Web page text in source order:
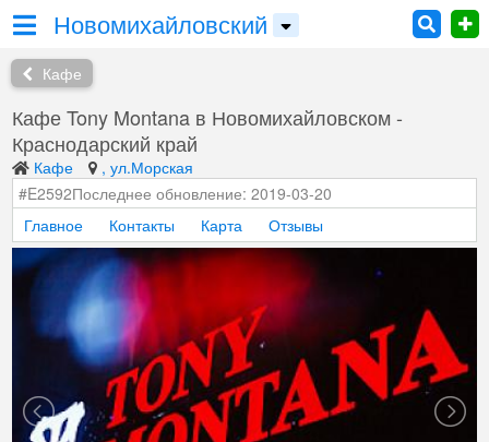
Новомихайловский
Кафе
Кафе Tony Montana в Новомихайловском -
Краснодарский край
Кафе
, ул.Морская
Последнее обновление: 2019-03-20
#E2592
Главное
Контакты Карта Отзывы